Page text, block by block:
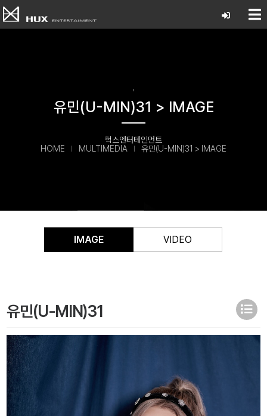
'
유민(U-MIN)31 > IMAGE
헉스엔터테인먼트
HOME
MULTIMEDIA 유민(U-MIN)31 > IMAGE
IMAGE VIDEO
유민(U-MIN)31